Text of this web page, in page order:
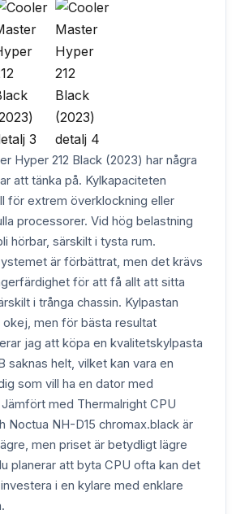
Hyper 212 Black (2023) har några
att tänka på. Kylkapaciteten
för extrem överklockning eller
processorer. Vid hög belastning
hörbar, särskilt i tysta rum.
är förbättrat, men det krävs
för att få allt att sitta
i trånga chassin. Kylpastan
okej, men för bästa resultat
jag att köpa en kvalitetskylpasta
saknas helt, vilket kan vara en
som vill ha en dator med
med Thermalright CPU
Noctua NH-D15 chromax.black är
men priset är betydligt lägre
planerar att byta CPU ofta kan det
i en kylare med enklare